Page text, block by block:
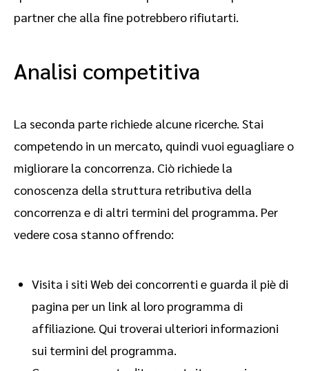
partner che alla fine potrebbero rifiutarti.
Analisi competitiva
La seconda parte richiede alcune ricerche. Stai
competendo in un mercato, quindi vuoi eguagliare o
migliorare la concorrenza. Ciò richiede la
conoscenza della struttura retributiva della
concorrenza e di altri termini del programma. Per
vedere cosa stanno offrendo:
Visita i siti Web dei concorrenti e guarda il piè di
pagina per un link al loro programma di
affiliazione. Qui troverai ulteriori informazioni
sui termini del programma.